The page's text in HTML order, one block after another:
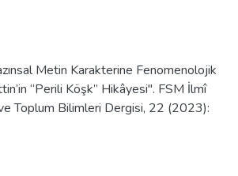
Metin Karakterine Fenomenolojik
“Perili Köşk” Hikâyesi". FSM İlmî
Toplum Bilimleri Dergisi, 22 (2023):